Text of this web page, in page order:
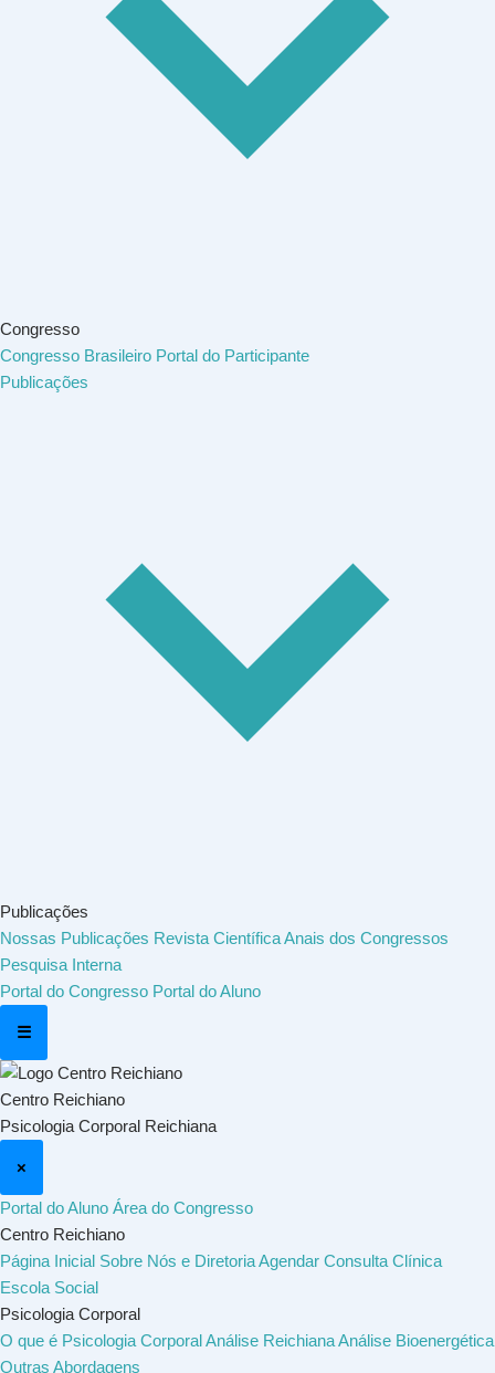
Congresso
Congresso Brasileiro Portal do Participante
Publicações
Publicações
Nossas Publicações Revista CientíficaAnais dos Congressos
Pesquisa Interna
Portal do Congresso Portal do Aluno
☰
Centro Reichiano
Psicologia Corporal Reichiana
×
Portal do Aluno Área do Congresso
Centro Reichiano
Página Inicial Sobre Nós e DiretoriaAgendar Consulta Clínica
Escola Social
Psicologia Corporal
O que é Psicologia CorporalAnálise ReichianaAnálise Bioenergética
Outras Abordagens